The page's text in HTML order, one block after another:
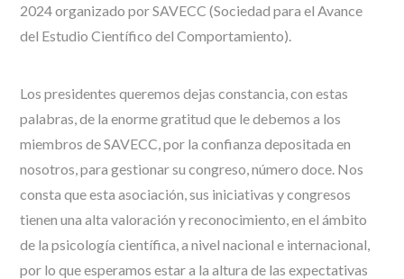
2024 organizado por SAVECC (Sociedad para el Avance
del Estudio Científico del Comportamiento).
Los presidentes queremos dejas constancia, con estas
palabras, de la enorme gratitud que le debemos a los
miembros de SAVECC, por la confianza depositada en
nosotros, para gestionar su congreso, número doce. Nos
consta que esta asociación, sus iniciativas y congresos
tienen una alta valoración y reconocimiento, en el ámbito
de la psicología científica, a nivel nacional e internacional,
por lo que esperamos estar a la altura de las expectativas